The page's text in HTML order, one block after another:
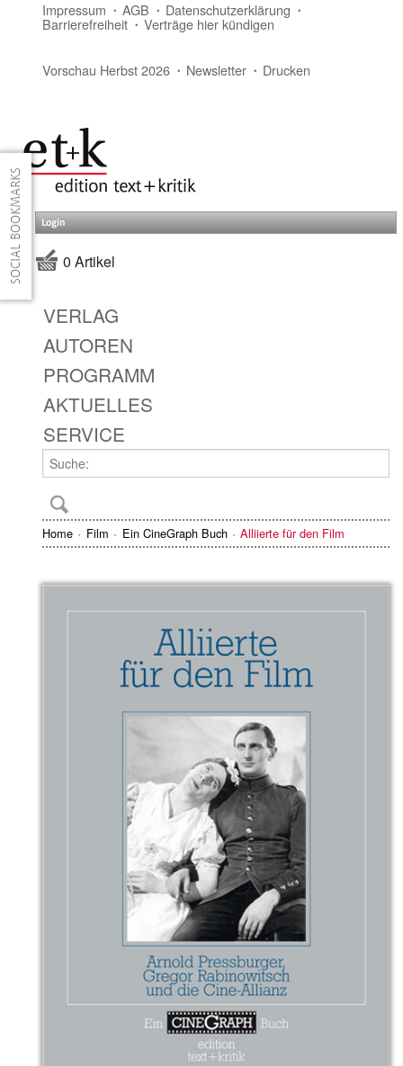
Impressum AGB Datenschutzerklärung
Barrierefreiheit Verträge hier kündigen
Vorschau Herbst 2026 Newsletter Drucken
Login
0 Artikel
VERLAG
AUTOREN
PROGRAMM
AKTUELLES
SERVICE
Home Film Ein CineGraph Buch Alliierte für den Film